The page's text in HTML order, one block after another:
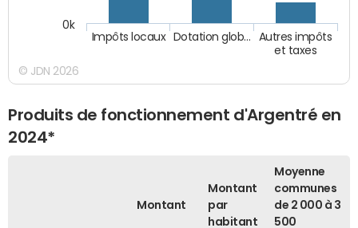
Autres impôts
et taxes
Dotation glob…
Impôts locaux
0k
© JDN 2026
Produits de fonctionnement d'Argentré en
2024*
Montant
Montant
par
habitant
Moyenne
communes
de 2 000 à 3
500